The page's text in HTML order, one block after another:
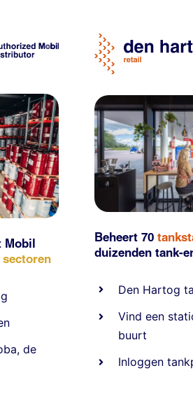
Mobil
, de
Beheert 70
duizendentank-
Den Hartog
Vind een
buurt
Inloggen